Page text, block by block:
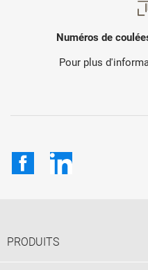
Numéros de
Pour plus
Facebook
PRODUITS